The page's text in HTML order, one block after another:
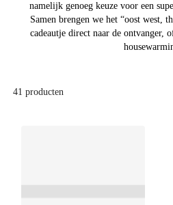
namelijk genoeg keuze voor een
Samen brengen we het “oost west,
cadeautje direct naar de ontvanger,
41 producten